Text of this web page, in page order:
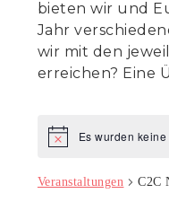
bieten wir und
Jahr
wir mit den
erreichen? Eine
HinweisEs wurden
Veranstaltungen C2C